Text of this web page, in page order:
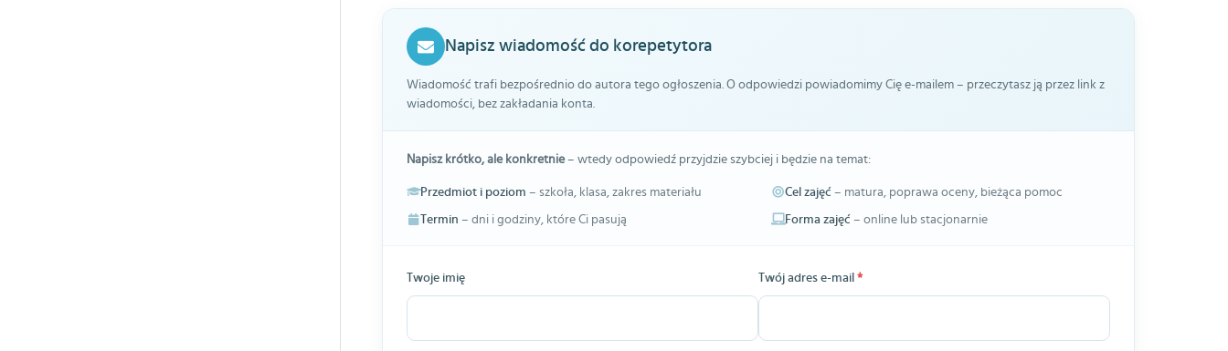
Napisz wiadomość do korepetytora
Wiadomość trafi bezpośrednio do autora tego ogłoszenia. O odpowiedzi powiadomimy Cię e-mailem – przeczytasz ją przez link z
wiadomości, bez zakładania konta.
Napisz krótko, ale konkretnie– wtedy odpowiedź przyjdzie szybciej i będzie na temat:
Przedmiot i poziom – szkoła, klasa, zakres materiału Cel zajęć – matura, poprawa oceny, bieżąca pomoc
Termin – dni i godziny, które Ci pasują Forma zajęć – online lub stacjonarnie
Twoje imię Twój adres e-mail *